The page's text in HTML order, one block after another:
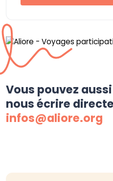
Vous pouvez aussi
nous écrire
infos@aliore.org